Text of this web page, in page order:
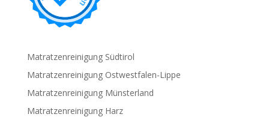
Matratzenreinigung Südtirol
Matratzenreinigung Ostwestfalen-Lippe
Matratzenreinigung Münsterland
Matratzenreinigung Harz